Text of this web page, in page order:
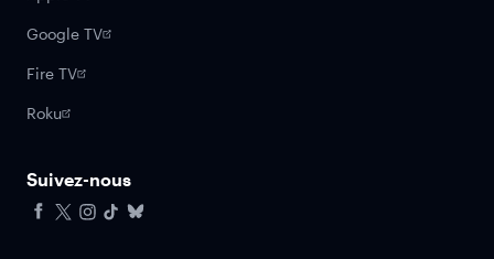
Google TV
Fire TV
Roku
Suivez-nous